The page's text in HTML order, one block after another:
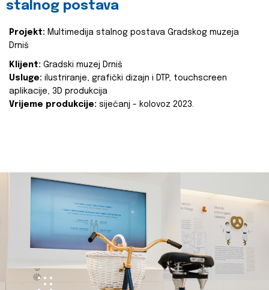
stalnog postava
Projekt: Multimedija stalnog postava Gradskog muzeja
Drniš
Klijent: Gradski muzej Drniš
Usluge: ilustriranje, grafički dizajn i DTP, touchscreen
aplikacije, 3D produkcija
Vrijeme produkcije: siječanj - kolovoz 2023.